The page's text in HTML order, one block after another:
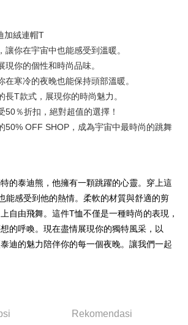
OP Pay Later]
oleh Taiwan Mobile dan tersedia untuk
tanpa memerlukan permohonan tambahan.
Pay Later sebagai kaedah pembayaran, sistem
secara automatik ke proses transaksi OP Pay
dibuat. Anda perlu mengesahkan nombor telefon
bilangan ansuran, dan menetapkan tarikh
tertakluk kepada maklumat yang dinyatakan
AFTEE Beli Sekarang Bayar Kemudian
muncul.
pembayaran selepas pengesahan SMS.
apabila pesanan disahkan. Produk akan
ditetapkan.
apabila anda menerima produk. Sila buat
kedai serbaneka utama, ATM atau perbankan
加絨連帽T
讓你在宇宙中也能感受到溫暖。
現你的個性和時尚品味。
在寒冷的夜晚也能保持頭部溫暖。
長T款式，展現你的時尚魅力。
50％折扣，絕對超值的選擇！
50% OFF SHOP，成為宇宙中最時尚的跳舞
的泰迪熊，他擁有一顆跳躍的心靈。穿上這
能感受到他的熱情。柔軟的材質與舒適的剪
自由飛舞。這件T恤不僅是一種時尚的表現，
的呼喚。現在盡情展現你的獨特風采，以
迪的魅力陪伴你的每一個夜晚。讓我們一起
Rekomendasi